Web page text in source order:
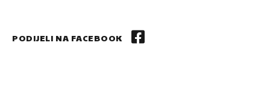
PODIJELI NA FACEBOOK